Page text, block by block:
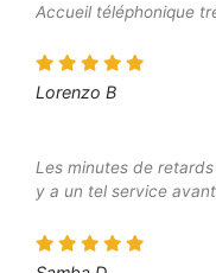
Accueil téléphonique
Lorenzo B
Les minutes de
y a un tel service